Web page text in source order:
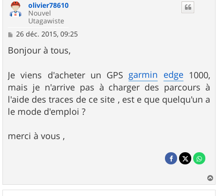
olivier78610
Nouvel
Utagawiste
M
s
s
g
e
26 déc. 2015, 09:25
Bonjour à tous,
Je viens d'acheter un GPSgarmin edge1000,
mais je n'arrive pas à charger des parcours à
l'aide des traces de ce site , est e que quelqu'un a
le mode d'emploi ?
merci à vous ,
a